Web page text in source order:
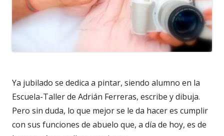
Ya jubilado se dedica a pintar, siendo alumno en la
Escuela-Taller de Adrián Ferreras, escribe y dibuja.
Pero sin duda, lo que mejor se le da hacer es cumplir
con sus funciones de abuelo que, a día de hoy, es de